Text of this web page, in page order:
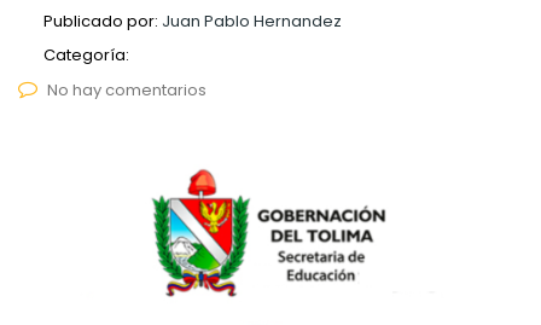
Publicado por: Juan Pablo Hernandez
Categoría:
No hay comentarios